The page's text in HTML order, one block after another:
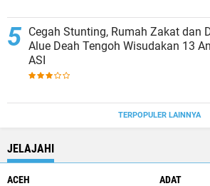
Cegah Stunting, Rumah Zakat dan
Alue Deah Tengoh Wisudakan 13
ASI
TERPOPULER LAINNYA
JELAJAHI
ACEH
ADAT